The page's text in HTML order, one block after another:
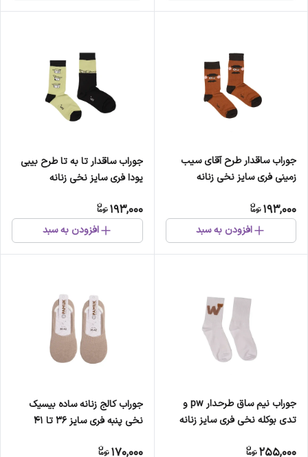
جوراب ساقدار طرح آقای سیب
زمینی فری سایز نخی زنانه
193,000
افزودن به سبد
جوراب ساقدار تا به تا طرح بیبی
یودا فری سایز نخی زنانه
193,000
افزودن به سبد
جوراب نیم ساق طرحدار pw و
تدی بوکله نخی فری سایز زنانه
255,000
جوراب کالج زنانه ساده بیسیک
نخی پنبه فری سایز 36 تا 41
170,000